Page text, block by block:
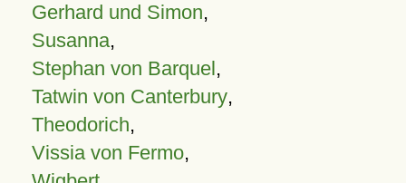
Gerhard und Simon,
Susanna,
Stephan von Barquel,
Tatwin von Canterbury,
Theodorich,
Vissia von Fermo,